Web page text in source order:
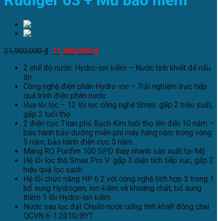
21,900,000₫ 11,600,000 ₫
2 chế độ nước: Hydro-ion kiềm – Nước tinh khiết để nấu
ăn
Công nghệ điện phân Hydro-ion – Trải nghiệm trực tiếp
quá trình điện phân nước
Vua lõi lọc – 12 lõi lọc công nghệ Smax: gấp 2 hiệu suất,
gấp 2 tuổi thọ
2 điện cực Titan phủ Bạch Kim tuổi thọ lên đến 10 năm –
bảo hành bảo dưỡng miễn phí máy hàng năm trong vòng
5 năm, bảo hành điện cực 5 năm.
Màng RO Purifim 100 GPD thay nhanh sản xuất tại Mỹ
Hệ lõi lọc thô Smax Pro V: gấp 3 diện tích tiếp xúc, gấp 2
hiệu quả lọc sạch
Hệ lõi chức năng HP 6.2 với công nghệ tích hợp 3 trong 1
bổ sung Hydrogen, ion-kiềm và khoáng chất, bổ sung
thêm 1 lõi Hydro-ion kiềm
Nước sau lọc đạt Chuẩn nước uống tinh khiết đóng chai
QCVN 6-1:2010/BYT